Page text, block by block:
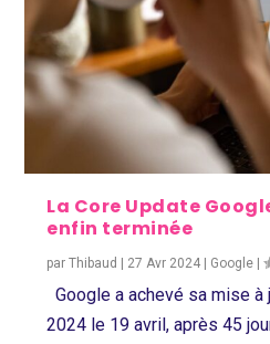
La Core Update
enfin terminée
parThibaud 27 Avr 2024 Google |
Google a achevé sa mise
2024 le 19 avril, après 45